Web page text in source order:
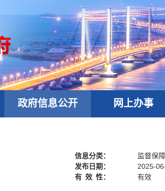
政府信息公开 网上办事
信息分类：
监督保障
发布日期：
2025-
有 效 性：
有效